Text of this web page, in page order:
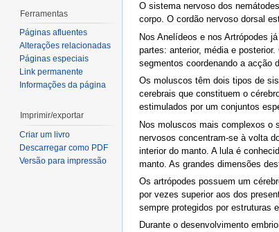
O sistema nervoso dos
corpo. O cordão nervoso dorsal
Nos Anelídeos e nos Artrópodes
partes: anterior, média e
segmentos coordenando a acção
Os moluscos têm dois tipos de
cerebrais que constituem o
estimulados por um conjuntos
Nos moluscos mais complexos o
nervosos concentram-se à volta
interior do manto. A lula é
manto. As grandes dimensões
Os artrópodes possuem um
por vezes superior aos dos
sempre protegidos por estruturas
Durante o desenvolvimento
Ferramentas
Páginas afluentes
Alterações relacionadas
Páginas especiais
Link permanente
Informações da página
Imprimir/exportar
Criar um livro
Descarregar como PDF
Versão para impressão